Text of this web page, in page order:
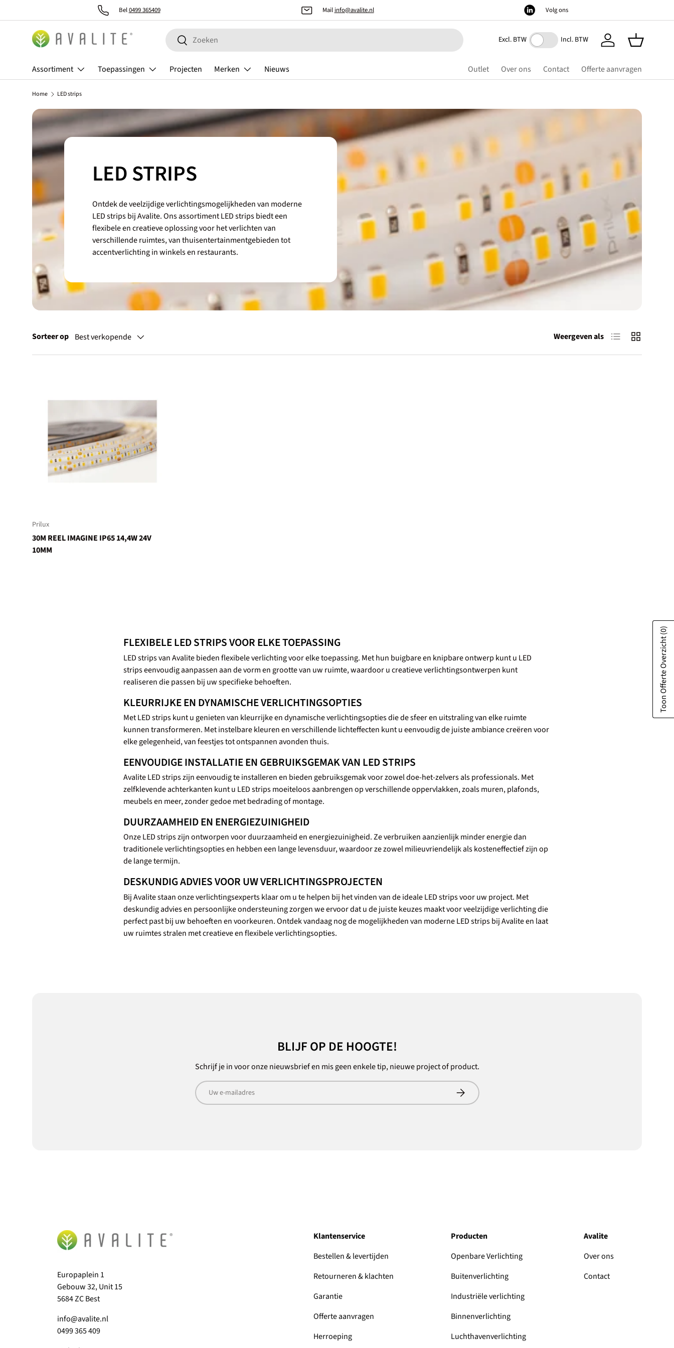
Ga naar inhoud
Bel0499 365409 Mail info@avalite.nl Volg ons
Zoeken
Zoeken Excl. BTW Incl. BTW
InloggenMandje
Assortiment Toepassingen Projecten Merken Nieuws Outlet Over ons Contact Offerte aanvragen
Home LED strips
LED STRIPS
Ontdek de veelzijdige verlichtingsmogelijkheden van moderne
LED strips bij Avalite. Ons assortiment LED strips biedt een
flexibele en creatieve oplossing voor het verlichten van
verschillende ruimtes, van thuisentertainmentgebieden tot
accentverlichting in winkels en restaurants.
Sorteer op Best verkopende Weergeven als Lijst Raster
Prilux
30M REEL IMAGINE IP65 14,4W 24V
10MM
FLEXIBELE LED STRIPS VOOR ELKE TOEPASSING
LED strips van Avalite bieden flexibele verlichting voor elke toepassing. Met hun buigbare en knipbare ontwerp kunt u LED
strips eenvoudig aanpassen aan de vorm en grootte van uw ruimte, waardoor u creatieve verlichtingsontwerpen kunt
realiseren die passen bij uw specifieke behoeften.
KLEURRIJKE EN DYNAMISCHE VERLICHTINGSOPTIES
Met LED strips kunt u genieten van kleurrijke en dynamische verlichtingsopties die de sfeer en uitstraling van elke ruimte
kunnen transformeren. Met instelbare kleuren en verschillende lichteffecten kunt u eenvoudig de juiste ambiance creëren voor
elke gelegenheid, van feestjes tot ontspannen avonden thuis.
EENVOUDIGE INSTALLATIE EN GEBRUIKSGEMAK VAN LED STRIPS
Avalite LED strips zijn eenvoudig te installeren en bieden gebruiksgemak voor zowel doe-het-zelvers als professionals. Met
zelfklevende achterkanten kunt u LED strips moeiteloos aanbrengen op verschillende oppervlakken, zoals muren, plafonds,
meubels en meer, zonder gedoe met bedrading of montage.
DUURZAAMHEID EN ENERGIEZUINIGHEID
Onze LED strips zijn ontworpen voor duurzaamheid en energiezuinigheid. Ze verbruiken aanzienlijk minder energie dan
traditionele verlichtingsopties en hebben een lange levensduur, waardoor ze zowel milieuvriendelijk als kosteneffectief zijn op
de lange termijn.
DESKUNDIG ADVIES VOOR UW VERLICHTINGSPROJECTEN
Bij Avalite staan onze verlichtingsexperts klaar om u te helpen bij het vinden van de ideale LED strips voor uw project. Met
deskundig advies en persoonlijke ondersteuning zorgen we ervoor dat u de juiste keuzes maakt voor veelzijdige verlichting die
perfect past bij uw behoeften en voorkeuren. Ontdek vandaag nog de mogelijkheden van moderne LED strips bij Avalite en laat
uw ruimtes stralen met creatieve en flexibele verlichtingsopties.
BLIJF OP DE HOOGTE!
Schrijf je in voor onze nieuwsbrief en mis geen enkele tip, nieuwe project of product.
E-mailadres Abonneer
Europaplein 1
Gebouw 32, Unit 15
5684 ZC Best
info@avalite.nl
0499 365 409
Klantenservice
Bestellen & levertijden
Retourneren & klachten
Garantie
Offerte aanvragen
Herroeping
Producten
Openbare Verlichting
Buitenverlichting
Industriële verlichting
Binnenverlichting
Luchthavenverlichting
Avalite
Over ons
Contact
Toon Offerte Overzicht
(0)